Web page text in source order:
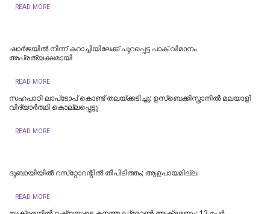
READ MORE
ഷാർജയിൽ നിന്ന് കറാച്ചിയിലേക്ക് പുറപ്പെട്ട പാക് വിമാനം
അപ്രത്യക്ഷമായി
READ MORE
സഹപാഠി ലാപ്‌ടോപ് കൊണ്ട് തലയ്ക്കടിച്ചു; ഉസ്‌ബെക്കിസ്താനില്‍ മലയാളി
വിദ്യാര്‍ത്ഥി കൊല്ലപ്പെട്ടു
READ MORE
ദുബായിയില്‍ റസ്‌റ്റോറന്റില്‍ തീപിടിത്തം; ആളപായമില്ല
READ MORE